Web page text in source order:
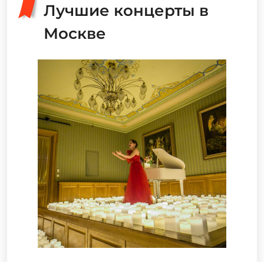
Лучшие концерты в
Москве